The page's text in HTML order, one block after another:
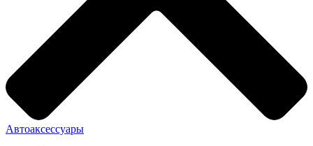
Автоаксессуары